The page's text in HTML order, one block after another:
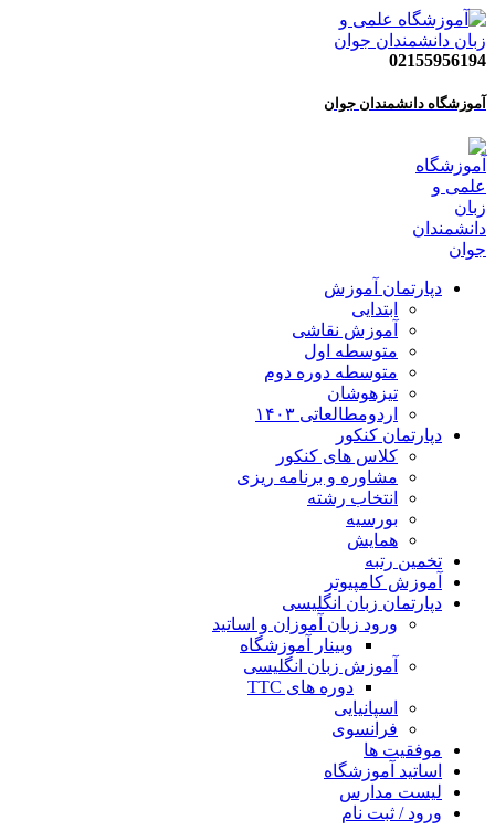
02155956194
آموزشگاه دانشمندان جوان
دپارتمان آموزش
ابتدایی
آموزش نقاشی
متوسطه اول
متوسطه دوره دوم
تیزهوشان
اردومطالعاتی ۱۴۰۳
دپارتمان کنکور
کلاس های کنکور
مشاوره و برنامه ریزی
انتخاب رشته
بورسیه
همایش
تخمین رتبه
آموزش کامپیوتر
دپارتمان زبان انگلیسی
ورود زبان آموزان و اساتید
وبینار آموزشگاه
آموزش زبان انگلیسی
دوره های TTC
اسپانیایی
فرانسوی
موفقیت ها
اساتید آموزشگاه
لیست مدارس
ورود / ثبت نام